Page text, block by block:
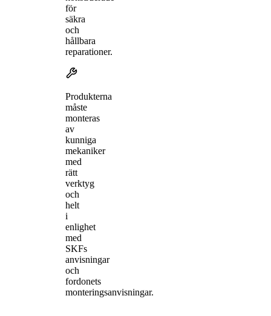
för
säkra
och
hållbara
reparationer.
Produkterna
måste
monteras
av
kunniga
mekaniker
med
rätt
verktyg
och
helt
i
enlighet
med
SKFs
anvisningar
och
fordonets
monteringsanvisningar.